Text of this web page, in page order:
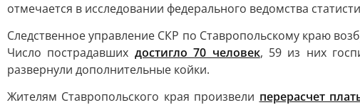
отмечается в исследовании федерального ведомства
Следственное управление СКР по Ставропольскому краю
Число пострадавших достигло 70 человек, 59 из них
развернули дополнительные койки.
Жителям Ставропольского края произвели перерасчет